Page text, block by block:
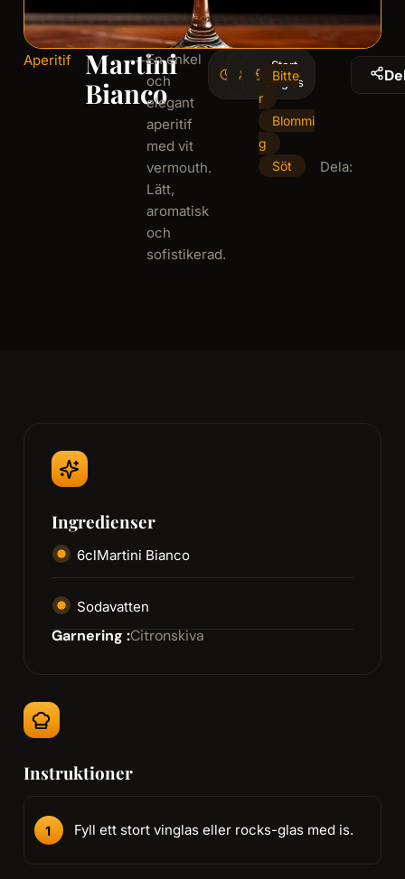
Aperitif
Martini
Bianco
En enkel
och
elegant
aperitif
med vit
vermouth.
Lätt,
aromatisk
och
sofistikerad.
minminutes
1
serving
Stort
vinglas
Bitte
r
Blommi
g
Söt
Dela:
Ingredienser
6clMartini Bianco
Sodavatten
Garnering :Citronskiva
Instruktioner
Fyll ett stort vinglas eller rocks-glas med is.